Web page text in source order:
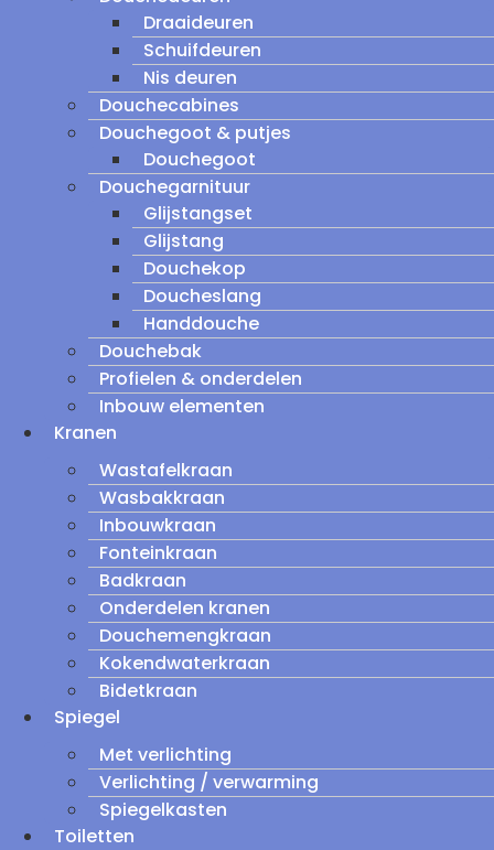
Draaideuren
Schuifdeuren
Nis deuren
Douchecabines
Douchegoot & putjes
Douchegoot
Douchegarnituur
Glijstangset
Glijstang
Douchekop
Doucheslang
Handdouche
Douchebak
Profielen & onderdelen
Inbouw elementen
Kranen
Wastafelkraan
Wasbakkraan
Inbouwkraan
Fonteinkraan
Badkraan
Onderdelen kranen
Douchemengkraan
Kokendwaterkraan
Bidetkraan
Spiegel
Met verlichting
Verlichting / verwarming
Spiegelkasten
Toiletten